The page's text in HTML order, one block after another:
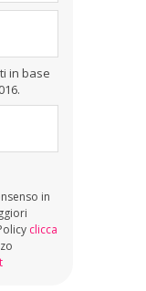
in base
in
clicca